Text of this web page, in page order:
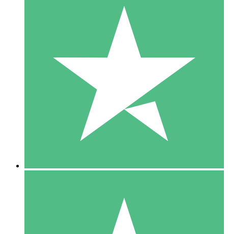
Pacchetti di Crediti Individuali
Paga a consumo con crediti di download. Nessun impegno
1 Download
10
US$1500
10 Download
20